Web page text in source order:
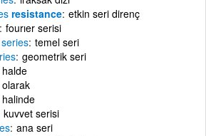
resistance etkin seri direnç
fourıer serisi
series temel seri
geometrik seri
kuvvet serisi
ana seri